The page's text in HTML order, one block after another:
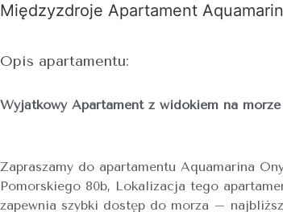
Międzyzdroje Apartament
Opis apartamentu:
Wyjątkowy Apartament z widokiem na
Zapraszamy do apartamentu Aquamarina
Pomorskiego 80b, Lokalizacja tego
zapewnia szybki dostęp do morza –